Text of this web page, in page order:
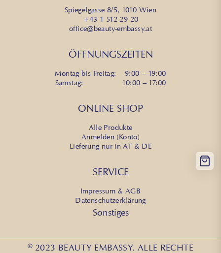
Spiegelgasse 8/5, 1010 Wien
+43 1 512 29 20
office@beauty-embassy.at
ÖFFNUNGSZEITEN
Montag bis Freitag: 9:00 – 19:00
Samstag: 10:00 – 17:00
ONLINE SHOP
Alle Produkte
Anmelden (Konto)
Lieferung nur in AT & DE
SERVICE
Impressum & AGB
Datenschutzerklärung
Sonstiges
© 2023 BEAUTY EMBASSY. ALLE RECHTE